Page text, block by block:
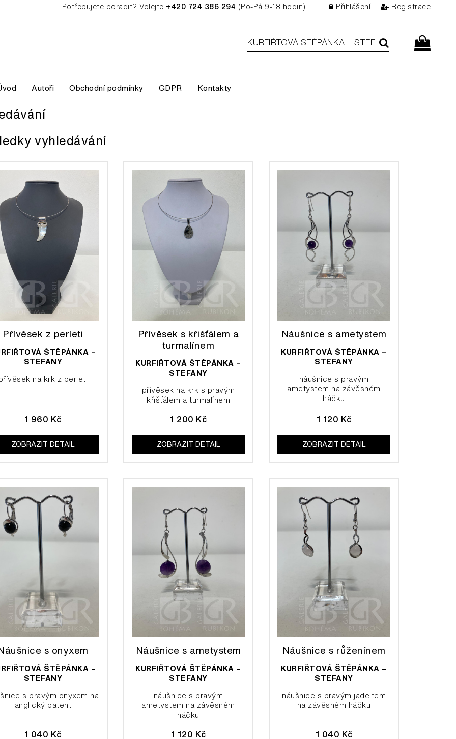
Potřebujete poradit? Volejte +420 724 386 294 (Po-Pá 9-18 hodin) Přihlášení Registrace
Autoři Obchodní podmínky GDPR Kontakty
vyhledávání
Přívěsek z perleti
ŠTĚPÁNKA –
STEFANY
na krk z perleti
1 960 Kč
ZOBRAZIT DETAIL
Přívěsek s křišťálem a
turmalínem
KURFIŘTOVÁ ŠTĚPÁNKA –
STEFANY
přívěsek na krk s pravým
křišťálem a turmalínem
1 200 Kč
ZOBRAZIT DETAIL
Náušnice s ametystem
KURFIŘTOVÁ ŠTĚPÁNKA –
STEFANY
náušnice s pravým
ametystem na závěsném
háčku
1 120 Kč
ZOBRAZIT DETAIL
s onyxem
ŠTĚPÁNKA –
STEFANY
s pravým onyxem na
anglický patent
1 040 Kč
Náušnice s ametystem
KURFIŘTOVÁ ŠTĚPÁNKA –
STEFANY
náušnice s pravým
ametystem na závěsném
háčku
1 120 Kč
Náušnice s růženínem
KURFIŘTOVÁ ŠTĚPÁNKA –
STEFANY
náušnice s pravým jadeitem
na závěsném háčku
1 040 Kč